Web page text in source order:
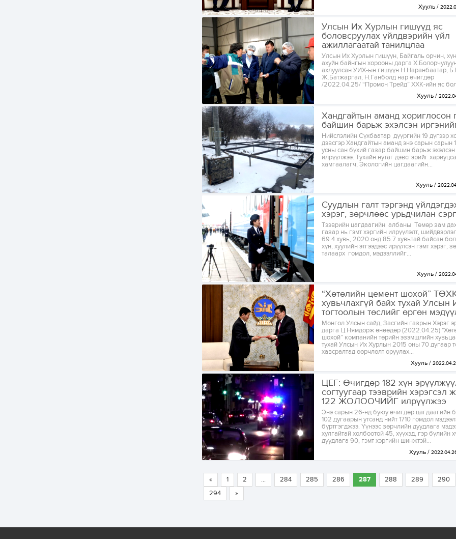
Хууль
Улсын Их Хурлын гишүүд яс
боловсруулах үйлдвэрийн үйл
ажиллагаатай танилцлаа
Улсын Их Хурлын гишүүн, Байгаль орчин,
ахуйн байнгын хорооны дарга
ахлуулсан УИХ-ын гишүүн Н.Наранбаатар,
Ж.Батжаргал, Н.Ганболд нар өчигдөр
/2022.04.25/ “Промон Трейд” ХХК-ийн яс
Хууль
Хандгайтын аманд хориглосон
байшин барьж эхэлсэн
Нийслэлийн Сүхбаатар дүүргийн 19 дүгээр
дэвсгэр Хандгайтын аманд энэ сарын сарын
усны сан бүхий газар байшин барьж
илрүүлжээ. Тухайн нутаг дэвсгэрийг
хамгаалагч, Экологийн цагдаагийн...
Хууль
Суудлын галт тэргэнд
хэрэг, зөрчлөөс урьдчилан
Тээврийн цагдаагийн албаны Төмөр зам
газар нь гэмт хэргийн илрүүлэлт,
69.4 хувь, 2020 онд 85.7 хувьтай байсан
хүн, хуулийн этгээдээс ирүүлсэн гэмт хэрэг,
талаарх гомдол, мэдээллийг...
Хууль
“Хөтөлийн цемент шохой”
хувьчлахгүй байх тухай
тогтоолын төслийг өргөн
Монгол Улсын сайд, Засгийн газрын Хэрэг
дарга Ц.Нямдорж өнөөдөр (2022.04.25)
шохой” компанийн төрийн эзэмшлийн
тухай Улсын Их Хурлын 2015 оны 70 дугаар
хавсралтад өөрчлөлт оруулах...
Хууль
ЦЕГ: Өчигдөр 182 хүн
согтуугаар тээврийн хэрэгсэл
122 ЖОЛООЧИЙГ илрүүлжээ
Энэ сарын 26-нд буюу өчигдөр цагдаагийн
102 дугаарын утсанд нийт 1710 гомдол
бүртгэгджээ. Үүнээс зөрчлийн дуудлага
хулгайтай холбоотой 45, хүүхэд, гэр бүлийн
дуудлага 90, гэмт хэргийн шинжтэй...
Хууль
« 1 2 ... 284 285 286 287 288 289 290
294
»